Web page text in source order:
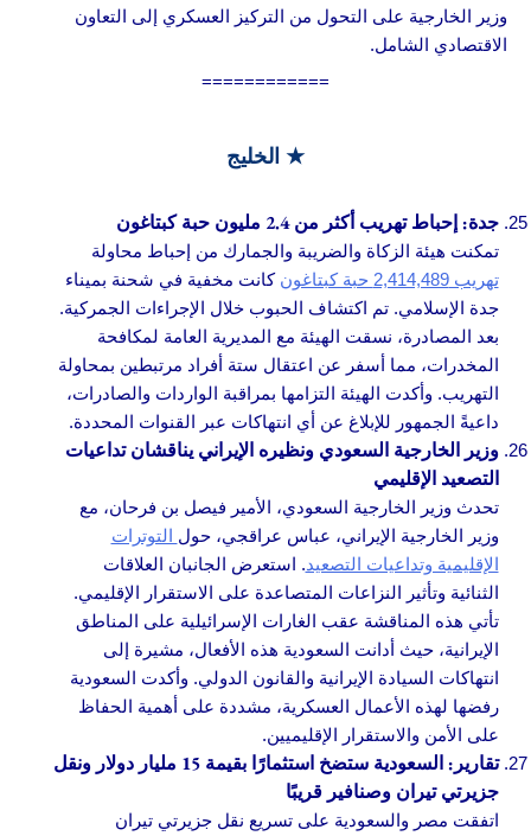
وزير الخارجية على التحول من التركيز العسكري إلى التعاون
الاقتصادي الشامل.
============
★ الخليج
جدة: إحباط تهريب أكثر من 2.4 مليون حبة كبتاغون
تمكنت هيئة الزكاة والضريبة والجمارك من إحباط محاولة
تهريب 2,414,489 حبة كبتاغون
كانت مخفية في شحنة بميناء
جدة الإسلامي. تم اكتشاف الحبوب خلال الإجراءات الجمركية.
بعد المصادرة، نسقت الهيئة مع المديرية العامة لمكافحة
المخدرات، مما أسفر عن اعتقال ستة أفراد مرتبطين بمحاولة
التهريب. وأكدت الهيئة التزامها بمراقبة الواردات والصادرات،
داعيةً الجمهور للإبلاغ عن أي انتهاكات عبر القنوات المحددة.
وزير الخارجية السعودي ونظيره الإيراني يناقشان تداعيات
التصعيد الإقليمي
تحدث وزير الخارجية السعودي، الأمير فيصل بن فرحان، مع
وزير الخارجية الإيراني، عباس عراقجي، حول التوترات
الإقليمية وتداعيات التصعيد. استعرض الجانبان العلاقات
الثنائية وتأثير النزاعات المتصاعدة على الاستقرار الإقليمي.
تأتي هذه المناقشة عقب الغارات الإسرائيلية على المناطق
الإيرانية، حيث أدانت السعودية هذه الأفعال، مشيرة إلى
انتهاكات السيادة الإيرانية والقانون الدولي. وأكدت السعودية
رفضها لهذه الأعمال العسكرية، مشددة على أهمية الحفاظ
على الأمن والاستقرار الإقليميين.
تقارير: السعودية ستضخ استثمارًا بقيمة 15 مليار دولار ونقل
جزيرتي تيران وصنافير قريبًا
اتفقت مصر والسعودية على تسريع نقل جزيرتي تيران